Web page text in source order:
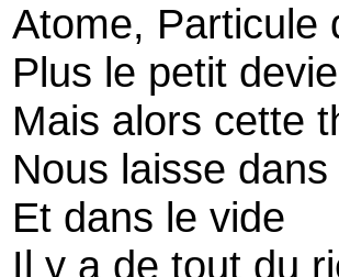
Atome, Particule
Plus le petit
Mais alors cette
Nous laisse
Et dans le vide
Il y a de tout du